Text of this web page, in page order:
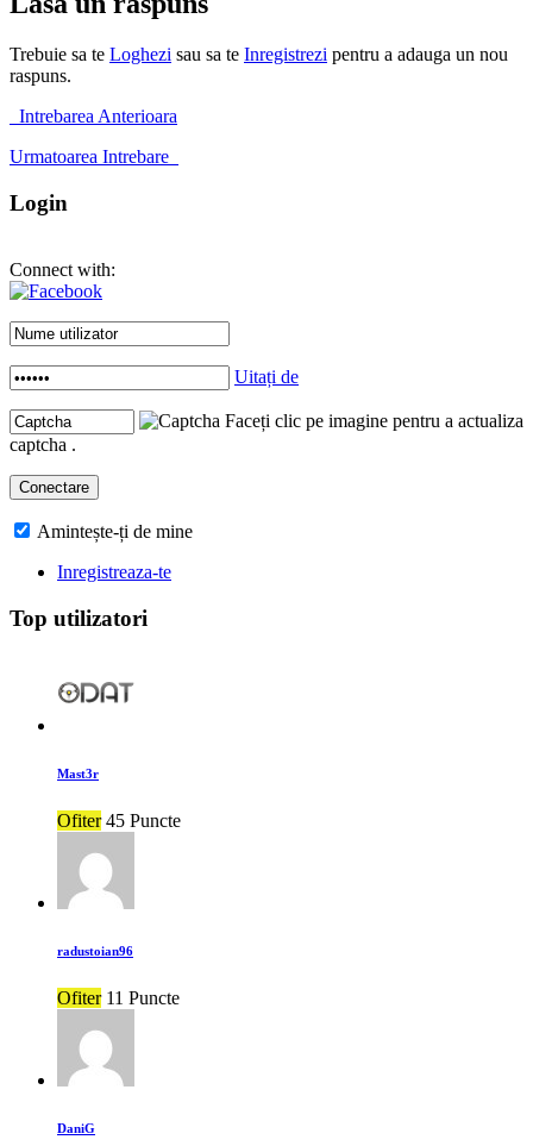
Trebuie sa te Loghezi sau sa te Inregistrezi pentru a adauga un nou
raspuns.
Intrebarea Anterioara
Urmatoarea Intrebare
Login
Connect with:
Uitați de
Faceți clic pe imagine pentru a actualiza
captcha .
Amintește-ți de mine
Inregistreaza-te
Top utilizatori
Mast3r
Ofiter 45 Puncte
radustoian96
Ofiter 11 Puncte
DaniG